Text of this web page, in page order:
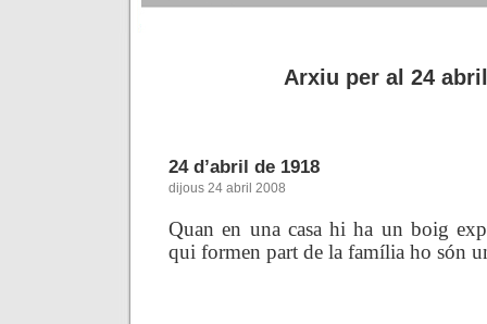
Arxiu per al 24
24 d’abril de 1918
dijous 24 abril 2008
Quan en una casa hi ha un boig
qui formen part de la família ho són